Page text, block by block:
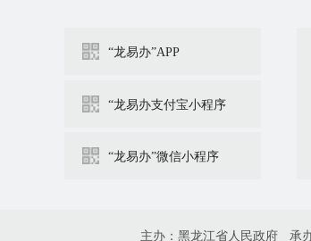
“龙易办”APP
“龙易办支付宝小程序
“龙易办”微信小程序
主办：黑龙江省人民政府 承